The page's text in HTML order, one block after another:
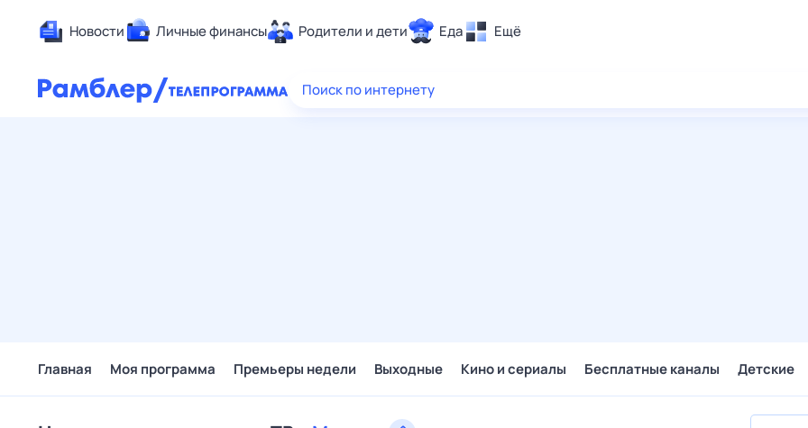
Новости Личные финансы Родители и дети Еда Ещё
Здоровье
Поиск по интернету
Главная Моя программа Премьеры недели Выходные Кино и сериалы Бесплатные каналы Детские